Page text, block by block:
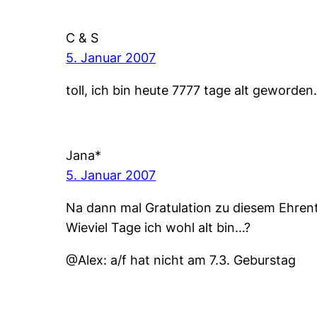
C & S
5. Januar 2007
toll, ich bin heute 7777 tage alt
Jana*
5. Januar 2007
Na dann mal Gratulation zu diesem
Wieviel Tage ich wohl alt bin…?
@Alex: a/f hat nicht am 7.3. Geburstag